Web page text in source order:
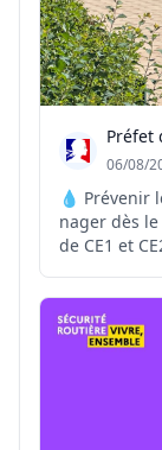
Préfet
06/08/
💧 Prévenir
nager dès le plus
de CE1 et
Financée
cette